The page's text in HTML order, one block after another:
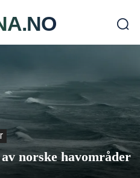
norske havområder